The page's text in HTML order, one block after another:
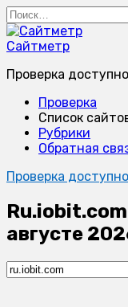
Перейти
к
содержанию
Search
for:
Сайтметр
Проверка
Проверка
Список
Рубрики
Обратная
Проверка
августе